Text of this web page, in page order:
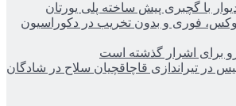
با گچبری پیش ساخته پلی یورتان
فوری و بدون تخریب در دکوراسیون
برای اشرار گذشته است
در تیراندازی قاچاقچیان سلاح در شادگان